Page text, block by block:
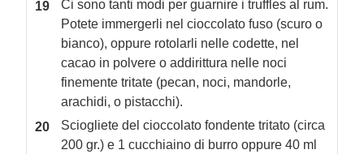
Ci sono tanti modi per guarnire i truffles al rum.
Potete immergerli nel cioccolato fuso (scuro o
bianco), oppure rotolarli nelle codette, nel
cacao in polvere o addirittura nelle noci
finemente tritate (pecan, noci, mandorle,
arachidi, o pistacchi).
Sciogliete del cioccolato fondente tritato (circa
200 gr.) e 1 cucchiaino di burro oppure 40 ml